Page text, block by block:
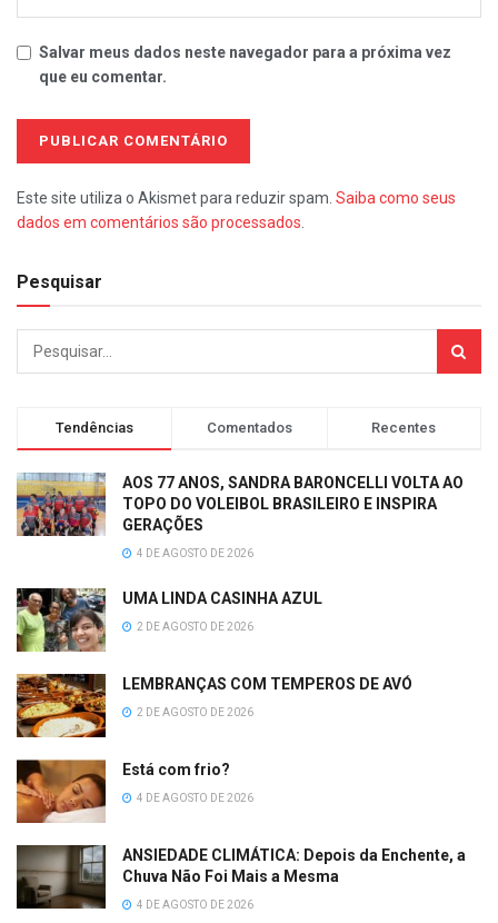
Salvar meus dados neste navegador para a próxima vez
que eu comentar.
Este site utiliza o Akismet para reduzir spam. Saiba como seus
dados em comentários são processados
Pesquisar
Tendências Comentados Recentes
AOS 77 ANOS, SANDRA BARONCELLI VOLTA AO
TOPO DO VOLEIBOL BRASILEIRO E INSPIRA
GERAÇÕES
4 DE AGOSTO DE 2026
UMA LINDA CASINHA AZUL
2 DE AGOSTO DE 2026
LEMBRANÇAS COM TEMPEROS DE AVÓ
2 DE AGOSTO DE 2026
Está com frio?
4 DE AGOSTO DE 2026
ANSIEDADE CLIMÁTICA: Depois da Enchente, a
Chuva Não Foi Mais a Mesma
4 DE AGOSTO DE 2026